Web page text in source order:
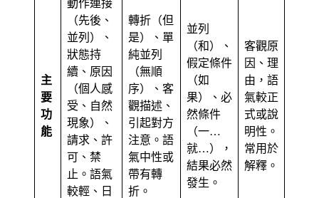
主
要
功
能
動作連接
（先後、
並列）、
狀態持
續、原因
（個人感
受、自然
現象）、
請求、許
可、禁
止。語氣
較輕、日
轉折（但
是）、單
純並列
（無順
序）、客
觀描述、
引起對方
注意。語
氣中性或
帶有轉
折。
並列
（和）、
假定條件
（如
果）、必
然條件
（一…
就…），
結果必然
發生。
客觀原
因、理
由，語
氣較正
式或說
明性。
常用於
解釋。